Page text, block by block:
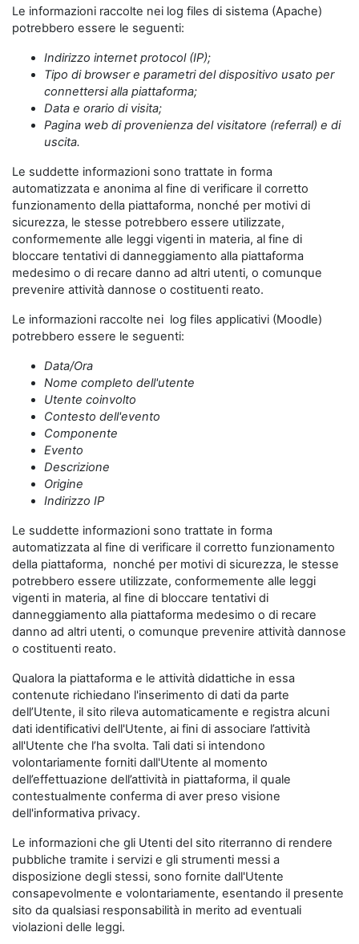
Le informazioni raccolte nei log files di sistema (Apache)
potrebbero essere le seguenti:
Indirizzo internet protocol (IP);
Tipo di browser e parametri del dispositivo usato per
connettersi alla piattaforma;
Data e orario di visita;
Pagina web di provenienza del visitatore (referral) e di
uscita.
Le suddette informazioni sono trattate in forma
automatizzata e anonima al fine di verificare il corretto
funzionamento della piattaforma, nonché per motivi di
sicurezza, le stesse potrebbero essere utilizzate,
conformemente alle leggi vigenti in materia, al fine di
bloccare tentativi di danneggiamento alla piattaforma
medesimo o di recare danno ad altri utenti, o comunque
prevenire attività dannose o costituenti reato.
Le informazioni raccolte nei log files applicativi (Moodle)
potrebbero essere le seguenti:
Data/Ora
Nome completo dell'utente
Utente coinvolto
Contesto dell'evento
Componente
Evento
Descrizione
Origine
Indirizzo IP
Le suddette informazioni sono trattate in forma
automatizzata al fine di verificare il corretto funzionamento
della piattaforma, nonché per motivi di sicurezza, le stesse
potrebbero essere utilizzate, conformemente alle leggi
vigenti in materia, al fine di bloccare tentativi di
danneggiamento alla piattaforma medesimo o di recare
danno ad altri utenti, o comunque prevenire attività dannose
o costituenti reato.
Qualora la piattaforma e le attività didattiche in essa
contenute richiedano l'inserimento di dati da parte
dell’Utente, il sito rileva automaticamente e registra alcuni
dati identificativi dell'Utente, ai fini di associare l’attività
all'Utente che l’ha svolta. Tali dati si intendono
volontariamente forniti dall'Utente al momento
dell’effettuazione dell’attività in piattaforma, il quale
contestualmente conferma di aver preso visione
dell'informativa privacy.
Le informazioni che gli Utenti del sito riterranno di rendere
pubbliche tramite i servizi e gli strumenti messi a
disposizione degli stessi, sono fornite dall'Utente
consapevolmente e volontariamente, esentando il presente
sito da qualsiasi responsabilità in merito ad eventuali
violazioni delle leggi.